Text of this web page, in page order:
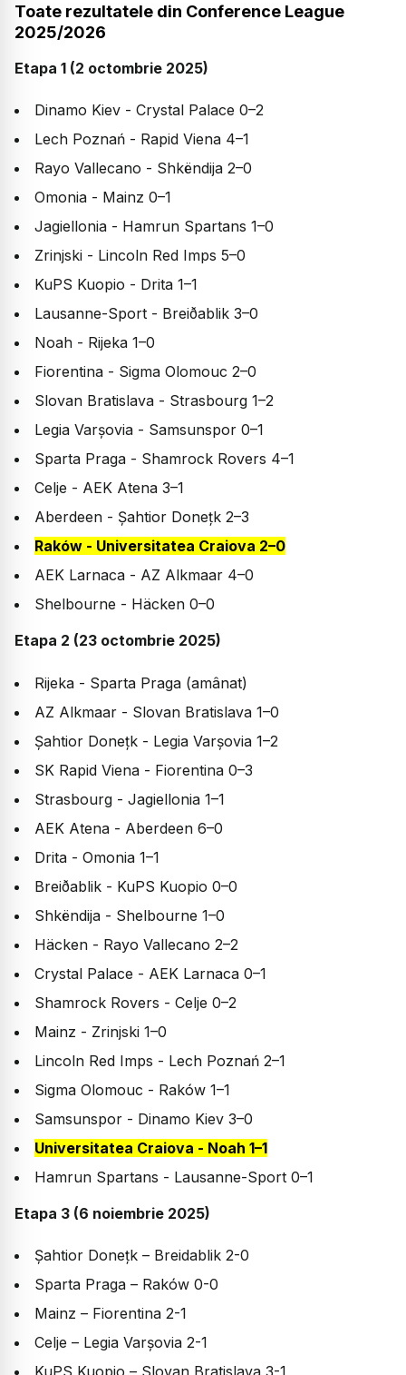
Toate rezultatele din Conference League
2025/2026
Etapa 1 (2 octombrie 2025)
Dinamo Kiev - Crystal Palace 0–2
Lech Poznań - Rapid Viena 4–1
Rayo Vallecano - Shkëndija 2–0
Omonia - Mainz 0–1
Jagiellonia - Hamrun Spartans 1–0
Zrinjski - Lincoln Red Imps 5–0
KuPS Kuopio - Drita 1–1
Lausanne-Sport - Breiðablik 3–0
Noah - Rijeka 1–0
Fiorentina - Sigma Olomouc 2–0
Slovan Bratislava - Strasbourg 1–2
Legia Varșovia - Samsunspor 0–1
Sparta Praga - Shamrock Rovers 4–1
Celje - AEK Atena 3–1
Aberdeen - Șahtior Donețk 2–3
Raków - Universitatea Craiova 2–0
AEK Larnaca - AZ Alkmaar 4–0
Shelbourne - Häcken 0–0
Etapa 2 (23 octombrie 2025)
Rijeka - Sparta Praga (amânat)
AZ Alkmaar - Slovan Bratislava 1–0
Șahtior Donețk - Legia Varșovia 1–2
SK Rapid Viena - Fiorentina 0–3
Strasbourg - Jagiellonia 1–1
AEK Atena - Aberdeen 6–0
Drita - Omonia 1–1
Breiðablik - KuPS Kuopio 0–0
Shkëndija - Shelbourne 1–0
Häcken - Rayo Vallecano 2–2
Crystal Palace - AEK Larnaca 0–1
Shamrock Rovers - Celje 0–2
Mainz - Zrinjski 1–0
Lincoln Red Imps - Lech Poznań 2–1
Sigma Olomouc - Raków 1–1
Samsunspor - Dinamo Kiev 3–0
Universitatea Craiova - Noah 1–1
Hamrun Spartans - Lausanne-Sport 0–1
Etapa 3 (6 noiembrie 2025)
Șahtior Donețk – Breidablik 2-0
Sparta Praga – Raków 0-0
Mainz – Fiorentina 2-1
Celje – Legia Varșovia 2-1